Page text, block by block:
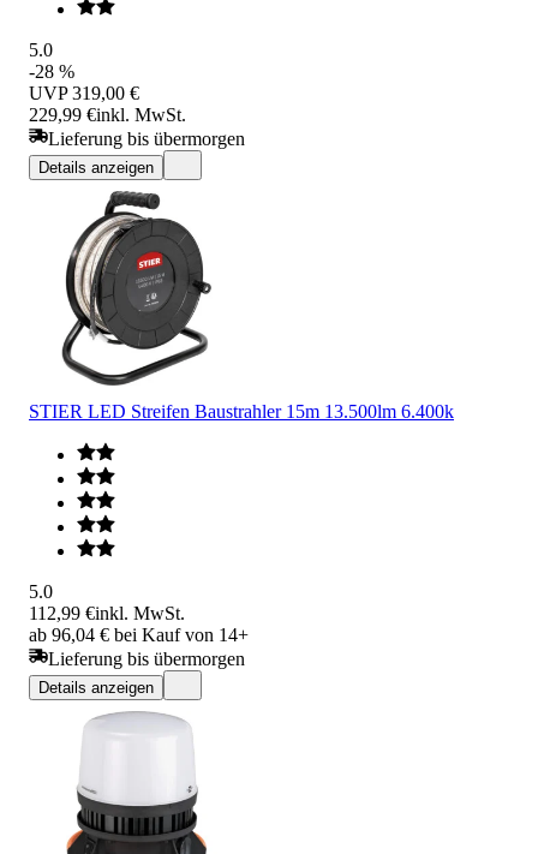
5.0
-28 %
UVP 319,00 €
229,99 €inkl. MwSt.
Lieferung bis übermorgen
Details anzeigen
STIER LED Streifen Baustrahler 15m 13.500lm 6.400k
5.0
112,99 €inkl. MwSt.
ab 96,04 € bei Kauf von 14+
Lieferung bis übermorgen
Details anzeigen